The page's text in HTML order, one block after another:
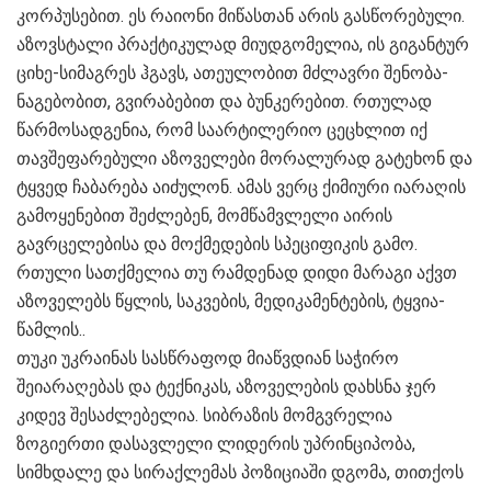
კორპუსებით. ეს რაიონი მიწასთან არის გასწორებული.
აზოვსტალი პრაქტიკულად მიუდგომელია, ის გიგანტურ
ციხე-სიმაგრეს ჰგავს, ათეულობით მძლავრი შენობა-
ნაგებობით, გვირაბებით და ბუნკერებით. რთულად
წარმოსადგენია, რომ საარტილერიო ცეცხლით იქ
თავშეფარებული აზოველები მორალურად გატეხონ და
ტყვედ ჩაბარება აიძულონ. ამას ვერც ქიმიური იარაღის
გამოყენებით შეძლებენ, მომწამვლელი აირის
გავრცელებისა და მოქმედების სპეციფიკის გამო.
რთული სათქმელია თუ რამდენად დიდი მარაგი აქვთ
აზოველებს წყლის, საკვების, მედიკამენტების, ტყვია-
წამლის..
თუკი უკრაინას სასწრაფოდ მიაწვდიან საჭირო
შეიარაღებას და ტექნიკას, აზოველების დახსნა ჯერ
კიდევ შესაძლებელია. სიბრაზის მომგვრელია
ზოგიერთი დასავლელი ლიდერის უპრინციპობა,
სიმხდალე და სირაქლემას პოზიციაში დგომა, თითქოს